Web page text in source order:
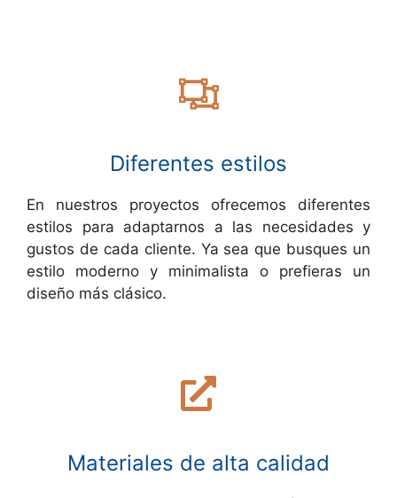
Diferentes estilos
En nuestros proyectos ofrecemos diferentes
estilos para adaptarnos a las necesidades y
gustos de cada cliente. Ya sea que busques un
estilo moderno y minimalista o prefieras un
diseño más clásico.
Materiales de alta calidad